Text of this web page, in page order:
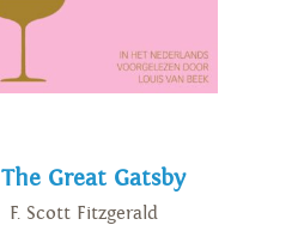
The Great Gatsby
F. Scott Fitzgerald